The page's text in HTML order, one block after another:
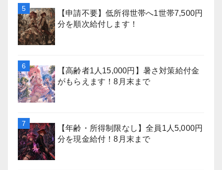
【申請不要】低所得世帯へ1世帯7,500円
分を順次給付します！
【高齢者1人15,000円】暑さ対策給付金
がもらえます！8月末まで
【年齢・所得制限なし】全員1人5,000円
分を現金給付！8月末まで